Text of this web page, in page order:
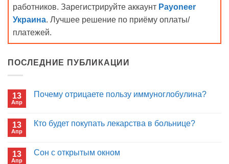
работников. Зарегистрируйте аккаунт Payoneer
Украина. Лучшее решение по приёму оплаты/
платежей.
ПОСЛЕДНИЕ ПУБЛИКАЦИИ
13
Апр
Почему отрицаете пользу иммуноглобулина?
Почему
13
Апр
Кто будет покупать лекарства в больнице?
Кто
13
Апр
Сон с открытым окном